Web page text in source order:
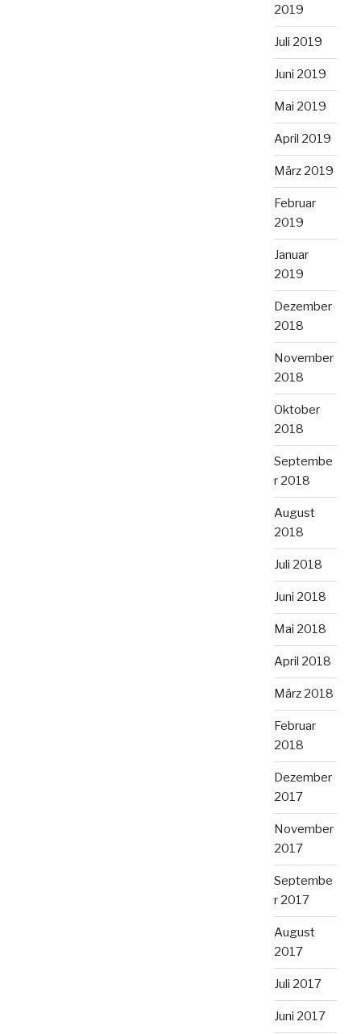
2019
Juli 2019
Juni 2019
Mai 2019
April 2019
März 2019
Februar
2019
Januar
2019
Dezember
2018
November
2018
Oktober
2018
Septembe
r 2018
August
2018
Juli 2018
Juni 2018
Mai 2018
April 2018
März 2018
Februar
2018
Dezember
2017
November
2017
Septembe
r 2017
August
2017
Juli 2017
Juni 2017